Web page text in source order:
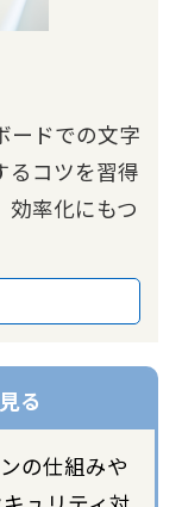
ードでの文字
るコツを習得
効率化にもつ
の仕組みや